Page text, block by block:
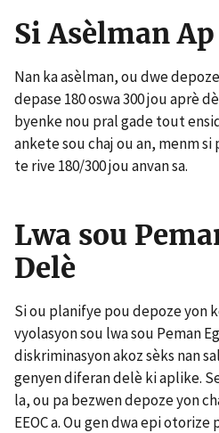
Si Asèlman
Nan ka asèlman, ou dwe
depase 180 oswa 300 jou aprè
byenke nou pral gade tout
ankete sou chaj ou an, menm
te rive 180/300 jou anvan sa.
Lwa sou
Delè
Si ou planifye pou depoze yon
vyolasyon sou lwa sou Peman
diskriminasyon akoz sèks nan
genyen diferan delè ki aplike.
la, ou pa bezwen depoze yon
EEOC a. Ou gen dwa epi